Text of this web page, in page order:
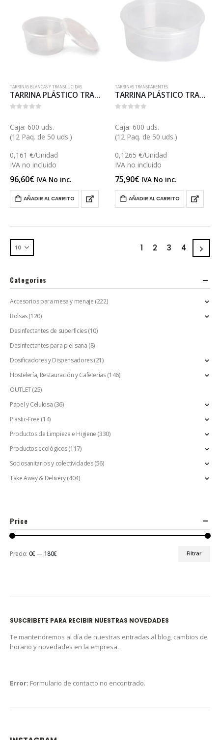
TARRINAS BLANCAS Y TRANSLÚCIDAS
TARRINA PLÁSTICO TRANSLÚCIDA 500 (E036T)
Caja: 600 uds.
(12 Paq. de 50 uds.)
0,161 €/Unidad
IVA no incluido
96,60€ IVA No inc.
AÑADIR AL CARRITO
TARRINAS TRANSPARENTES
TARRINA PLÁSTICO TRANSPARENTE 370 (E038)
Caja: 600 uds.
(12 Paq. de 50 uds.)
0,1265 €/Unidad
IVA no incluido
75,90€ IVA No inc.
AÑADIR AL CARRITO
1 2 3 4
Categories
Accesorios para mesa y menaje (222)
Bolsas(120)
Desinfectantes de superficies (10)
Desinfectantes para piel sana (8)
Dosificadores y Dispensadores (21)
Hostelería, Restauración y Cafeterías(146)
OUTLET(25)
Papel y Celulosa (36)
Plastic-Free (14)
Productos de Limpieza e Higiene (330)
Productos ecológicos(117)
Sociosanitarios y colectividades (56)
Take Away & Delivery(404)
Price
Filtrar
Precio: 0€ — 180€
SUSCRIBETE PARA RECIBIR NUESTRAS NOVEDADES
Te mantendremos al día de nuestras entradas al blog, cambios de
horario y novedades en la empresa.
Error: Formulario de contacto no encontrado.